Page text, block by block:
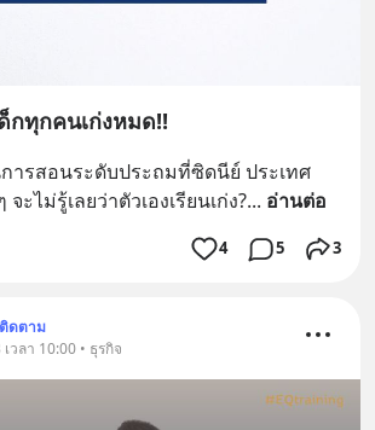
กทุกคนเก่งหมด!!
ารสอนระดับประถมที่ซิดนีย์ ประเทศ
จะไม่รู้เลยว่าตัวเองเรียนเก่ง?... อ่านต่อ
4 5 3
ติดตาม
วลา 10:00 • ธุรกิจ